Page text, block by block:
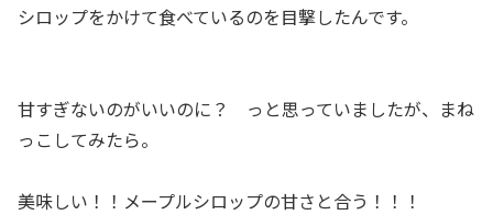
シロップをかけて食べているのを目撃したんです。
甘すぎないのがいいのに？ っと思っていましたが、まね
っこしてみたら。
美味しい！！メープルシロップの甘さと合う！！！